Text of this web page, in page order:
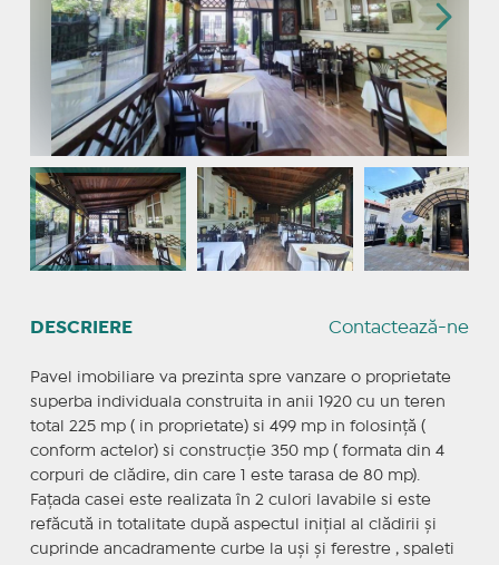
DESCRIERE Contactează-ne
Pavel imobiliare va prezinta spre vanzare o proprietate
superba individuala construita in anii 1920 cu un teren
total 225 mp ( in proprietate) si 499 mp in folosință (
conform actelor) si construcție 350 mp ( formata din 4
corpuri de clădire, din care 1 este tarasa de 80 mp).
Fațada casei este realizata în 2 culori lavabile si este
refăcută in totalitate după aspectul inițial al clădirii și
cuprinde ancadramente curbe la uși și ferestre , spaleti